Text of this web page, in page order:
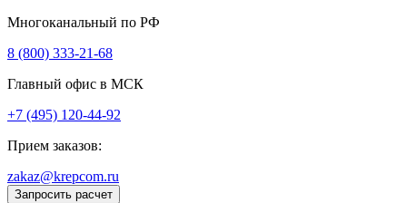
Многоканальный по РФ
8 (800) 333‑21-68
Главный офис в МСК
+7 (495) 120-44-92
Прием заказов:
zakaz@krepcom.ru
Запросить расчет